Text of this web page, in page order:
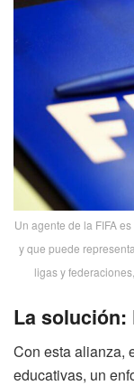
Un agente de la FIFA
y que puede
ligas y
La solución:
Con esta alianza,
educativas, un